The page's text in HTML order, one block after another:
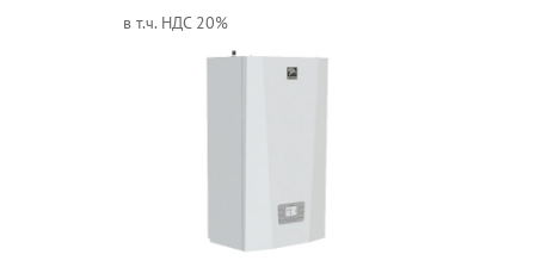
в т.ч. НДС 20%